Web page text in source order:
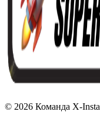
© 2026 Команда X-